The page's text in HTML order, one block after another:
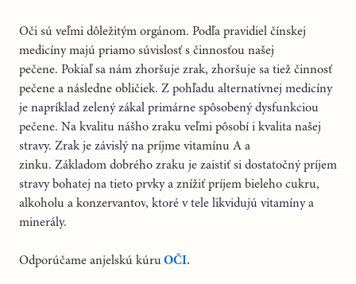
Oči sú veľmi dôležitým orgánom. Podľa pravidiel čínskej
medicíny majú priamo súvislosť s činnosťou našej
pečene. Pokiaľ sa nám zhoršuje zrak, zhoršuje sa tiež činnosť
pečene a následne obličiek. Z pohľadu alternatívnej medicíny
je napríklad zelený zákal primárne spôsobený dysfunkciou
pečene. Na kvalitu nášho zraku veľmi pôsobí i kvalita našej
stravy. Zrak je závislý na príjme vitamínu A a
zinku. Základom dobrého zraku je zaistiť si dostatočný príjem
stravy bohatej na tieto prvky a znížiť príjem bieleho cukru,
alkoholu a konzervantov, ktoré v tele likvidujú vitamíny a
minerály.
Odporúčame anjelskú kúruOČI.